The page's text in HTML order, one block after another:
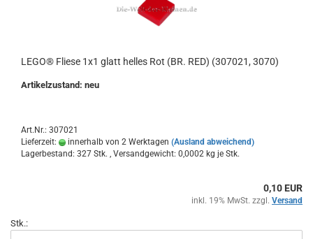
LEGO® Fliese 1x1 glatt helles Rot (BR. RED) (307021, 3070)
Artikelzustand: neu
Art.Nr.: 307021
Lieferzeit:
innerhalb von 2 Werktagen (Ausland abweichend)
Lagerbestand: 327 Stk. , Versandgewicht: 0,0002 kg je Stk.
0,10 EUR
inkl. 19% MwSt. zzgl. Versand
Stk.: